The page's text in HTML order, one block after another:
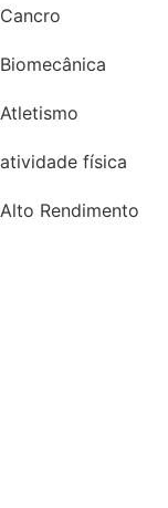
Cancro
Biomecânica
Atletismo
atividade física
Alto Rendimento